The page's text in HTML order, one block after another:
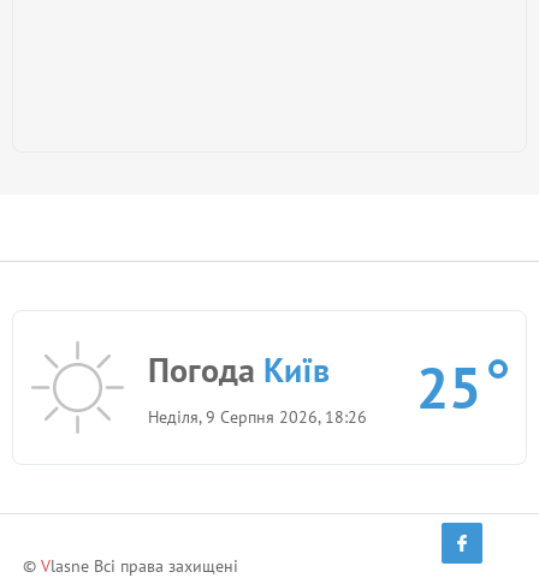
Погода Київ
Неділя, 9 Серпня 2026, 18:26 25
© Vlasne Всі права захищені